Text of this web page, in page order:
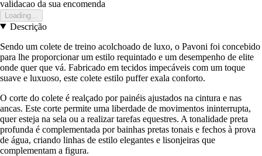
validacao da sua encomenda
Loading...
Descrição
Sendo um colete de treino acolchoado de luxo, o Pavoni foi concebido
para lhe proporcionar um estilo requintado e um desempenho de elite
onde quer que vá. Fabricado em tecidos impecáveis com um toque
suave e luxuoso, este colete estilo puffer exala conforto.
O corte do colete é realçado por painéis ajustados na cintura e nas
ancas. Este corte permite uma liberdade de movimentos ininterrupta,
quer esteja na sela ou a realizar tarefas equestres. A tonalidade preta
profunda é complementada por bainhas pretas tonais e fechos à prova
de água, criando linhas de estilo elegantes e lisonjeiras que
complementam a figura.